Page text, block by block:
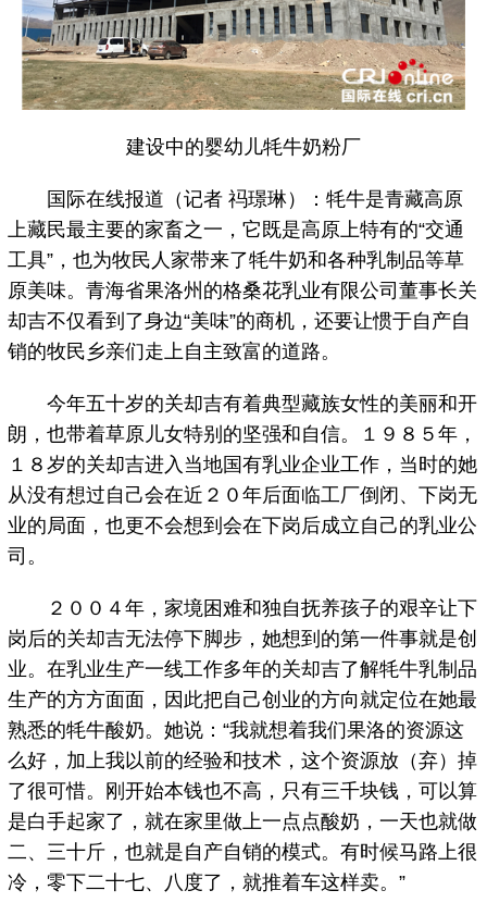
建设中的婴幼儿牦牛奶粉厂
国际在线报道（记者 祃璟琳）：牦牛是青藏高原
上藏民最主要的家畜之一，它既是高原上特有的“交通
工具”，也为牧民人家带来了牦牛奶和各种乳制品等草
原美味。青海省果洛州的格桑花乳业有限公司董事长关
却吉不仅看到了身边“美味”的商机，还要让惯于自产自
销的牧民乡亲们走上自主致富的道路。
今年五十岁的关却吉有着典型藏族女性的美丽和开
朗，也带着草原儿女特别的坚强和自信。１９８５年，
１８岁的关却吉进入当地国有乳业企业工作，当时的她
从没有想过自己会在近２０年后面临工厂倒闭、下岗无
业的局面，也更不会想到会在下岗后成立自己的乳业公
司。
２００４年，家境困难和独自抚养孩子的艰辛让下
岗后的关却吉无法停下脚步，她想到的第一件事就是创
业。在乳业生产一线工作多年的关却吉了解牦牛乳制品
生产的方方面面，因此把自己创业的方向就定位在她最
熟悉的牦牛酸奶。她说：“我就想着我们果洛的资源这
么好，加上我以前的经验和技术，这个资源放（弃）掉
了很可惜。刚开始本钱也不高，只有三千块钱，可以算
是白手起家了，就在家里做上一点点酸奶，一天也就做
二、三十斤，也就是自产自销的模式。有时候马路上很
冷，零下二十七、八度了，就推着车这样卖。”